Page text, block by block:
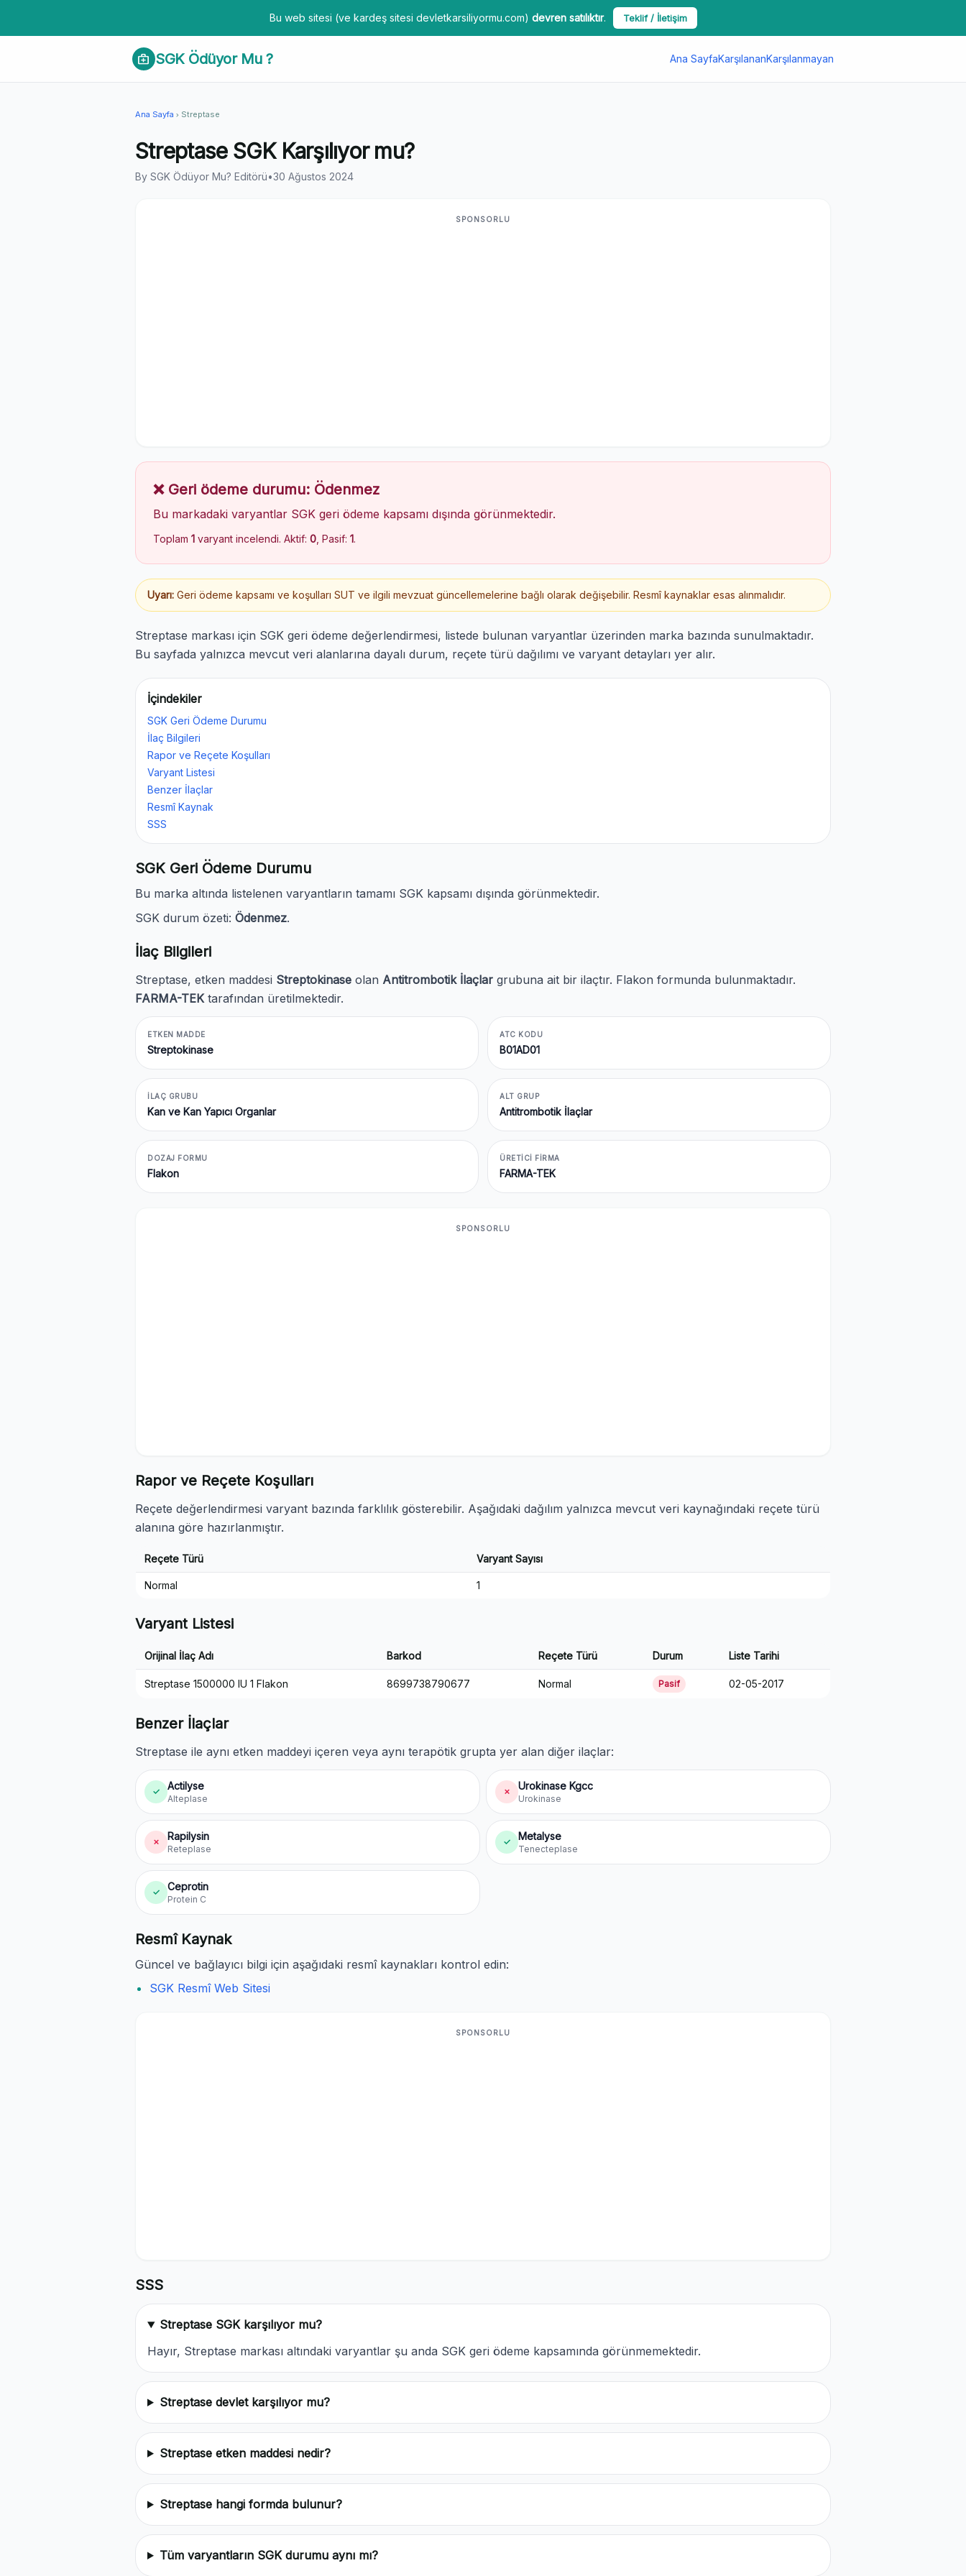
Bu web sitesi (ve kardeş sitesi devletkarsiliyormu.com) devren satılıktır. Teklif / İletişim
medical_services SGK Ödüyor Mu ? Ana SayfaKarşılananKarşılanmayan
Ana Sayfa chevron_right Streptase
Streptase SGK Karşılıyor mu?
By SGK Ödüyor Mu? Editörü•30 Ağustos 2024
SPONSORLU
❌ Geri ödeme durumu: Ödenmez
Bu markadaki varyantlar SGK geri ödeme kapsamı dışında görünmektedir.
Toplam 1 varyant incelendi. Aktif: 0 , Pasif: 1.
Uyarı: Geri ödeme kapsamı ve koşulları SUT ve ilgili mevzuat güncellemelerine bağlı olarak değişebilir. Resmî kaynaklar esas alınmalıdır.
Streptase markası için SGK geri ödeme değerlendirmesi, listede bulunan varyantlar üzerinden marka bazında sunulmaktadır.
Bu sayfada yalnızca mevcut veri alanlarına dayalı durum, reçete türü dağılımı ve varyant detayları yer alır.
İçindekiler
SGK Geri Ödeme Durumu
İlaç Bilgileri
Rapor ve Reçete Koşulları
Varyant Listesi
Benzer İlaçlar
Resmî Kaynak
SSS
SGK Geri Ödeme Durumu
Bu marka altında listelenen varyantların tamamı SGK kapsamı dışında görünmektedir.
SGK durum özeti: Ödenmez.
İlaç Bilgileri
Streptase, etken maddesi Streptokinase olan Antitrombotik İlaçlar grubuna ait bir ilaçtır. Flakon formunda bulunmaktadır.
FARMA-TEKtarafından üretilmektedir.
ETKEN MADDE
Streptokinase
ATC KODU
B01AD01
İLAÇ GRUBU
Kan ve Kan Yapıcı Organlar
ALT GRUP
Antitrombotik İlaçlar
DOZAJ FORMU
Flakon
ÜRETICI FIRMA
FARMA-TEK
SPONSORLU
Rapor ve Reçete Koşulları
Reçete değerlendirmesi varyant bazında farklılık gösterebilir. Aşağıdaki dağılım yalnızca mevcut veri kaynağındaki reçete türü
alanına göre hazırlanmıştır.
Reçete Türü Varyant Sayısı
Normal 1
Varyant Listesi
Orijinal İlaç Adı Barkod Reçete Türü Durum Liste Tarihi
Streptase 1500000 IU 1 Flakon 8699738790677 Normal Pasif 02-05-2017
Benzer İlaçlar
Streptase ile aynı etken maddeyi içeren veya aynı terapötik grupta yer alan diğer ilaçlar:
✓ Actilyse
Alteplase
✗ Urokinase Kgcc
Urokinase
✗ Rapilysin
Reteplase
✓ Metalyse
Tenecteplase
✓ Ceprotin
Protein C
Resmî Kaynak
Güncel ve bağlayıcı bilgi için aşağıdaki resmî kaynakları kontrol edin:
SGK Resmî Web Sitesi
SPONSORLU
SSS
Streptase SGK karşılıyor mu?
Hayır, Streptase markası altındaki varyantlar şu anda SGK geri ödeme kapsamında görünmemektedir.
Streptase devlet karşılıyor mu?
Streptase etken maddesi nedir?
Streptase hangi formda bulunur?
Tüm varyantların SGK durumu aynı mı?